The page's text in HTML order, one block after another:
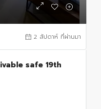
2 สัปดาห์ ที่ผ่านมา
safe 19th